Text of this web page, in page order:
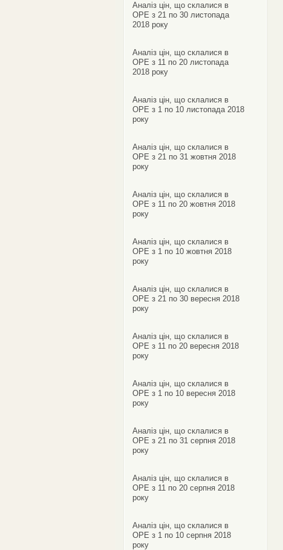
Аналіз цін, що склалися в
ОРЕ з 21 по 30 листопада
2018 року
Аналіз цін, що склалися в
ОРЕ з 11 по 20 листопада
2018 року
Аналіз цін, що склалися в
ОРЕ з 1 по 10 листопада 2018
року
Аналіз цін, що склалися в
ОРЕ з 21 по 31 жовтня 2018
року
Аналіз цін, що склалися в
ОРЕ з 11 по 20 жовтня 2018
року
Аналіз цін, що склалися в
ОРЕ з 1 по 10 жовтня 2018
року
Аналіз цін, що склалися в
ОРЕ з 21 по 30 вересня 2018
року
Аналіз цін, що склалися в
ОРЕ з 11 по 20 вересня 2018
року
Аналіз цін, що склалися в
ОРЕ з 1 по 10 вересня 2018
року
Аналіз цін, що склалися в
ОРЕ з 21 по 31 серпня 2018
року
Аналіз цін, що склалися в
ОРЕ з 11 по 20 серпня 2018
року
Аналіз цін, що склалися в
ОРЕ з 1 по 10 серпня 2018
року